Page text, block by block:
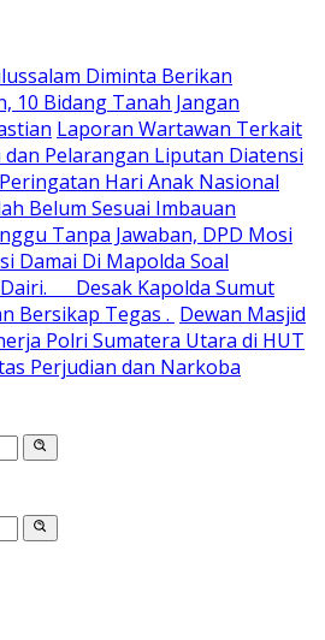
Diminta Berikan
10 Bidang Tanah Jangan
Laporan Wartawan Terkait
Pelarangan Liputan Diatensi
Peringatan Hari Anak Nasional
Belum Sesuai Imbauan
Tanpa Jawaban, DPD Mosi
Damai Di Mapolda Soal
Dairi. Desak Kapolda Sumut
Bersikap Tegas . Dewan Masjid
Polri Sumatera Utara di HUT
Perjudian dan Narkoba